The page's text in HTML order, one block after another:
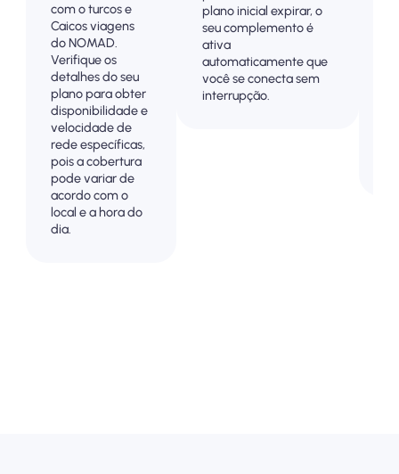
com o turcos e
Caicos viagens
do NOMAD.
Verifique os
detalhes do seu
plano para obter
disponibilidade e
velocidade de
rede específicas,
pois a cobertura
pode variar de
acordo com o
local e a hora do
dia.
plano inicial expirar, o
seu complemento é
ativa
automaticamente que
você se conecta sem
interrupção.